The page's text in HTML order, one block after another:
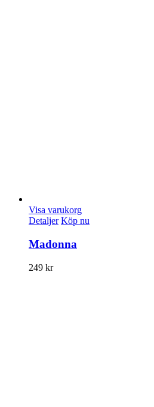
Visa varukorg
Detaljer Köp nu
Madonna
249 kr